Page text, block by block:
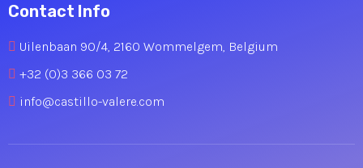
Contact Info
Uilenbaan 90/4, 2160 Wommelgem, Belgium
+32 (0)3 366 03 72
info@castillo-valere.com